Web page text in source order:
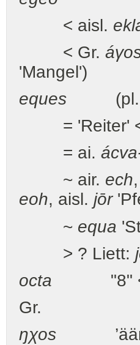
< aisl.
< Gr.
'Mangel')
eques
(pl.
= 'Reiter'
= ai.
~ air. ech
eoh, aisl. jōr
~ equa
> ? Liett:
octa
"8"
Gr.
ŋχos